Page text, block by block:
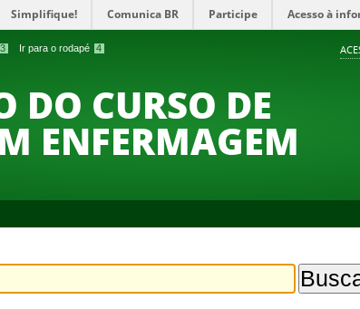
3 Ir para o rodapé 4
Simplifique! Comunica BR Participe Acesso à
DO CURSO DE
ENFERMAGEM